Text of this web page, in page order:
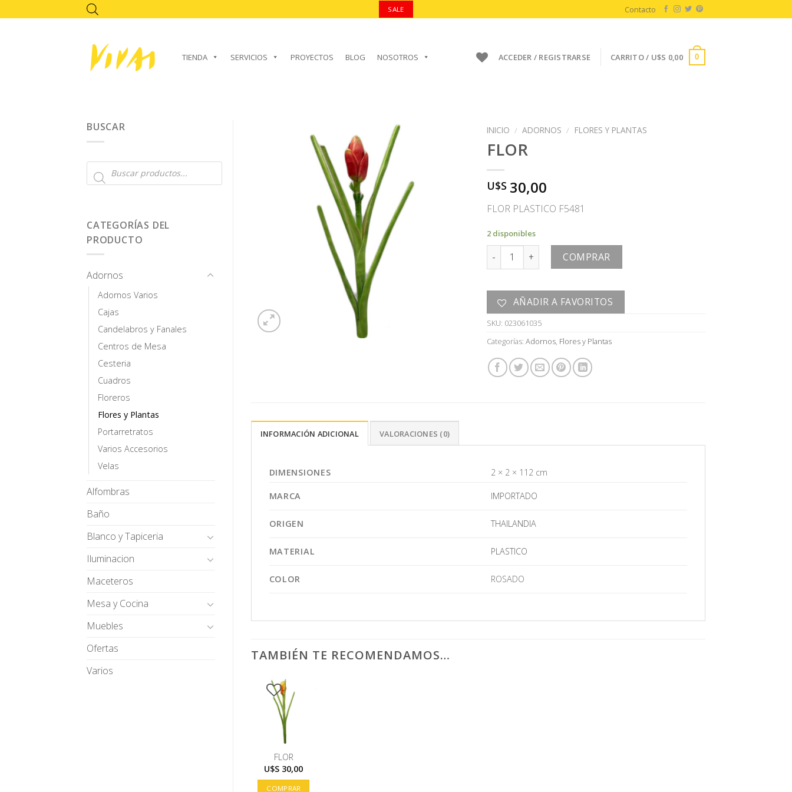
to
SALE Contacto
TIENDA SERVICIOS PROYECTOS BLOG NOSOTROS ACCEDER / REGISTRARSE CARRITO / U$S 0,00 0
BUSCAR
Búsqueda
de
CATEGORÍAS DEL
PRODUCTO
Adornos
Adornos Varios
Cajas
Candelabros y Fanales
Centros de Mesa
Cesteria
Cuadros
Floreros
Flores y Plantas
Portarretratos
Varios Accesorios
Velas
Alfombras
Baño
Blanco y Tapiceria
Iluminacion
Maceteros
Mesa y Cocina
Muebles
Ofertas
Varios
AÑADIR A
FAVORITOS
INICIO / ADORNOS / FLORES Y PLANTAS
FLOR
U$S 30,00
FLOR PLASTICO F5481
2 disponibles
FLOR cantidad COMPRAR
AÑADIR A FAVORITOS
SKU: 023061035
Categorías:Adornos, Flores y Plantas
INFORMACIÓN ADICIONAL VALORACIONES (0)
DIMENSIONES 2 × 2 × 112 cm
MARCA IMPORTADO
ORIGEN THAILANDIA
MATERIAL PLASTICO
COLOR ROSADO
TAMBIÉN TE RECOMENDAMOS…
FLOR
U$S 30,00
COMPRAR